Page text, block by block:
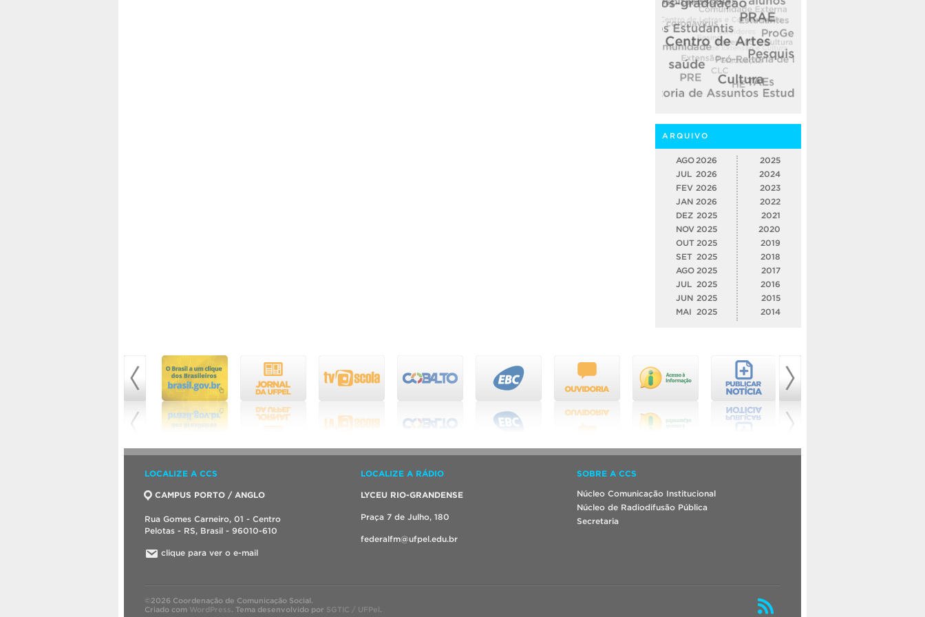
ARQUIVO
AGO 2026
JUL 2026
FEV 2026
JAN 2026
DEZ 2025
NOV 2025
OUT 2025
SET 2025
AGO 2025
JUL
2025
JUN 2025
MAI
2025
2025
2024
2023
2022
2021
2020
2019
2018
2017
2016
2015
2014
LOCALIZE A CCS
CAMPUS PORTO / ANGLO
Rua Gomes Carneiro, 01 - Centro
Pelotas - RS, Brasil - 96010-610
clique para ver o e-mail
LOCALIZE A RÁDIO
LYCEU RIO-GRANDENSE
Praça 7 de Julho, 180
federalfm@ufpel.edu.br
SOBRE A CCS
Núcleo Comunicação Institucional
Núcleo de Radiodifusão Pública
Secretaria
©2026 Coordenação de Comunicação Social.
Criado com WordPress. Tema desenvolvido por SGTIC / UFPel .